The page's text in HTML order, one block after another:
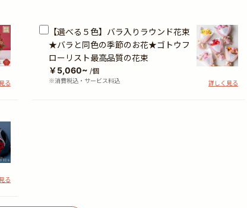
る
【選べる５色】バラ入りラウンド花束
★バラと同色の季節のお花★ゴトウフ
ローリスト最高品質の花束
￥5,060~ /個
※消費税込・サービス料込
詳しく見る
る